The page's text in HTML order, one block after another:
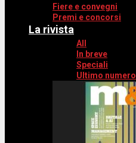
Fiere e convegni
Premi e concorsi
La rivista
All
In breve
Speciali
Ultimo numero